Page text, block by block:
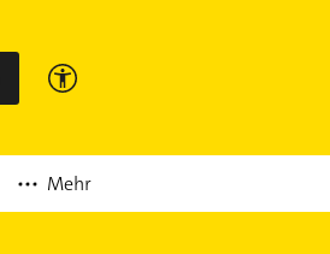
Mehr